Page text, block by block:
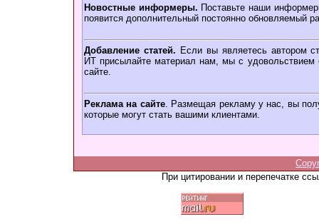
Новостные информеры. Поставьте наши
появится дополнительный постоянно обновляемый
Добавление статей. Если вы являетесь автором
ИТ присылайте материал нам, мы с удовольствием
сайте.
Реклама на сайте. Размещая рекламу у нас, вы
которые могут стать вашими клиентами.
При цитировании и перепечатке